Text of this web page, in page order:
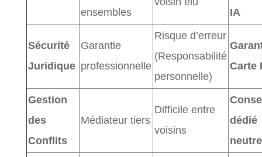
ensembles
IA
Sécurité
Juridique
Garantie
professionnelle
Risque d’erreur
(Responsabilité
personnelle)
Carte
Gestion
des
Conflits
Médiateur tiers
Difficile entre
voisins
dédié
neutre